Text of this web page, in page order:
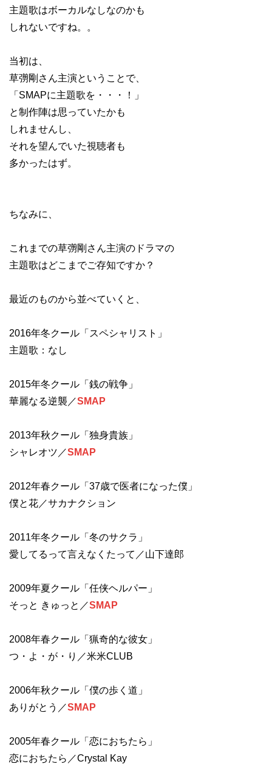
主題歌はボーカルなしなのかも
しれないですね。。
当初は、
草彅剛さん主演ということで、
「SMAPに主題歌を・・・！」
と制作陣は思っていたかも
しれませんし、
それを望んでいた視聴者も
多かったはず。
ちなみに、
これまでの草彅剛さん主演のドラマの
主題歌はどこまでご存知ですか？
最近のものから並べていくと、
2016年冬クール「スペシャリスト」
主題歌：なし
2015年冬クール「銭の戦争」
華麗なる逆襲／SMAP
2013年秋クール「独身貴族」
シャレオツ／SMAP
2012年春クール「37歳で医者になった僕」
僕と花／サカナクション
2011年冬クール「冬のサクラ」
愛してるって言えなくたって／山下達郎
2009年夏クール「任侠ヘルパー」
そっと きゅっと／SMAP
2008年春クール「猟奇的な彼女」
つ・よ・が・り／米米CLUB
2006年秋クール「僕の歩く道」
ありがとう／SMAP
2005年春クール「恋におちたら」
恋におちたら／Crystal Kay